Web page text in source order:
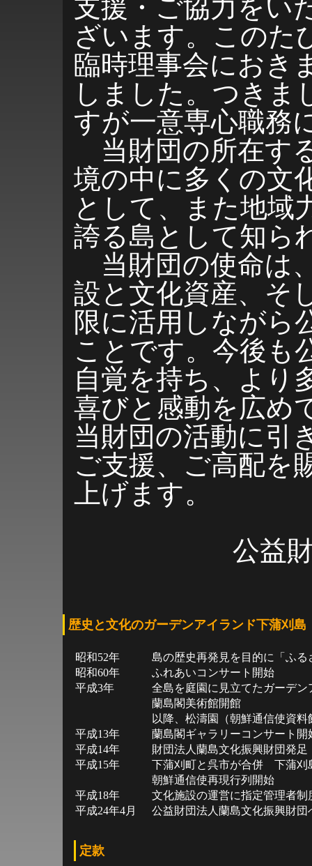
支援・ご協力をい
ざいます。このた
臨時理事会におき
しました。つきま
すが一意専心職務
当財団の所在す
境の中に多くの文
として、また地域
誇る島として知ら
当財団の使命は
設と文化資産、そ
限に活用しながら
ことです。今後も
自覚を持ち、より
喜びと感動を広め
当財団の活動に引
ご支援、ご高配を
上げます。
公益
歴史と文化のガーデンアイランド下蒲刈
昭和52年
島の歴史再発見を目的に「ふ
昭和60年
ふれあいコンサート開始
平成3年
全島を庭園に見立てたガーデ
蘭島閣美術館開館
以降、松濤園（朝鮮通信使資
平成13年
蘭島閣ギャラリーコンサート開
平成14年
財団法人蘭島文化振興財団発足
平成15年
下蒲刈町と呉市が合併 下蒲刈
朝鮮通信使再現行列開始
平成18年
文化施設の運営に指定管理者
平成24年4月
公益財団法人蘭島文化振興財団
定款